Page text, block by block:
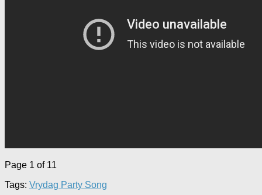
Page 1 of 11
Tags: Vrydag Party Song